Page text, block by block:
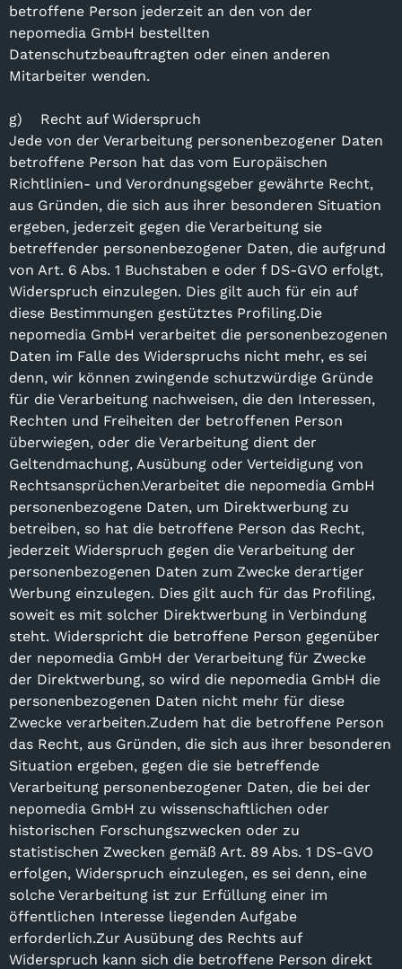
betroffene Person jederzeit an den von der
nepomedia GmbH bestellten
Datenschutzbeauftragten oder einen anderen
Mitarbeiter wenden.
g) Recht auf Widerspruch
Jede von der Verarbeitung personenbezogener Daten
betroffene Person hat das vom Europäischen
Richtlinien- und Verordnungsgeber gewährte Recht,
aus Gründen, die sich aus ihrer besonderen Situation
ergeben, jederzeit gegen die Verarbeitung sie
betreffender personenbezogener Daten, die aufgrund
von Art. 6 Abs. 1 Buchstaben e oder f DS-GVO erfolgt,
Widerspruch einzulegen. Dies gilt auch für ein auf
diese Bestimmungen gestütztes Profiling.Die
nepomedia GmbH verarbeitet die personenbezogenen
Daten im Falle des Widerspruchs nicht mehr, es sei
denn, wir können zwingende schutzwürdige Gründe
für die Verarbeitung nachweisen, die den Interessen,
Rechten und Freiheiten der betroffenen Person
überwiegen, oder die Verarbeitung dient der
Geltendmachung, Ausübung oder Verteidigung von
Rechtsansprüchen.Verarbeitet die nepomedia GmbH
personenbezogene Daten, um Direktwerbung zu
betreiben, so hat die betroffene Person das Recht,
jederzeit Widerspruch gegen die Verarbeitung der
personenbezogenen Daten zum Zwecke derartiger
Werbung einzulegen. Dies gilt auch für das Profiling,
soweit es mit solcher Direktwerbung in Verbindung
steht. Widerspricht die betroffene Person gegenüber
der nepomedia GmbH der Verarbeitung für Zwecke
der Direktwerbung, so wird die nepomedia GmbH die
personenbezogenen Daten nicht mehr für diese
Zwecke verarbeiten.Zudem hat die betroffene Person
das Recht, aus Gründen, die sich aus ihrer besonderen
Situation ergeben, gegen die sie betreffende
Verarbeitung personenbezogener Daten, die bei der
nepomedia GmbH zu wissenschaftlichen oder
historischen Forschungszwecken oder zu
statistischen Zwecken gemäß Art. 89 Abs. 1 DS-GVO
erfolgen, Widerspruch einzulegen, es sei denn, eine
solche Verarbeitung ist zur Erfüllung einer im
öffentlichen Interesse liegenden Aufgabe
erforderlich.Zur Ausübung des Rechts auf
Widerspruch kann sich die betroffene Person direkt